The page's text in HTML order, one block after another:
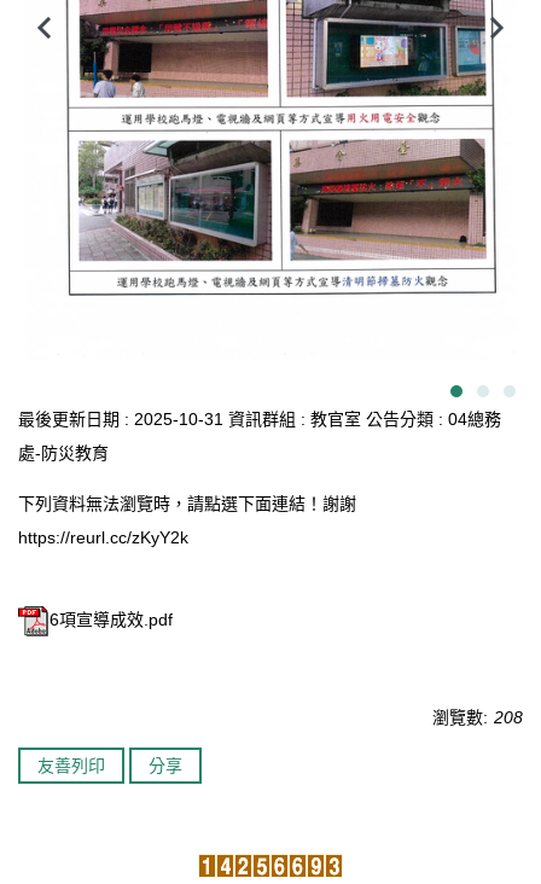
最後更新日期 : 2025-10-31 資訊群組 : 教官室 公告分類 : 04總務
處-防災教育
下列資料無法瀏覽時，請點選下面連結！謝謝
https://reurl.cc/zKyY2k
6項宣導成效.pdf
瀏覽數: 208
友善列印 分享